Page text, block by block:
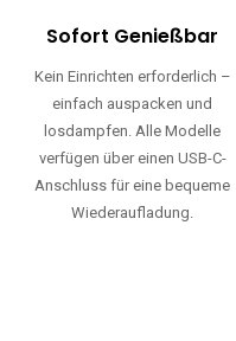
Sofort Genießbar
Kein Einrichten erforderlich –
einfach auspacken und
losdampfen. Alle Modelle
verfügen über einen USB-C-
Anschluss für eine bequeme
Wiederaufladung.